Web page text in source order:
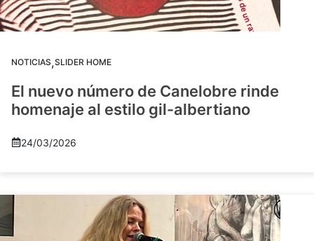
NOTICIAS,SLIDER HOME
El nuevo número de Canelobre rinde
homenaje al estilo gil-albertiano
24/03/2026